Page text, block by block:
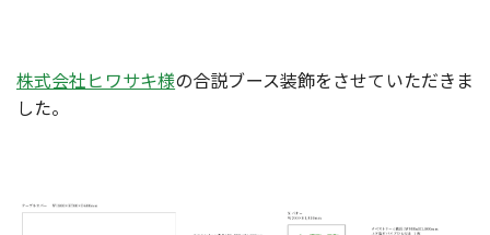
株式会社ヒワサキ様の合説ブース装飾をさせていただきま
した。